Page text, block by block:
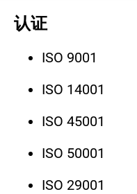
认证
ISO 9001
ISO 14001
ISO 45001
ISO 50001
ISO 29001